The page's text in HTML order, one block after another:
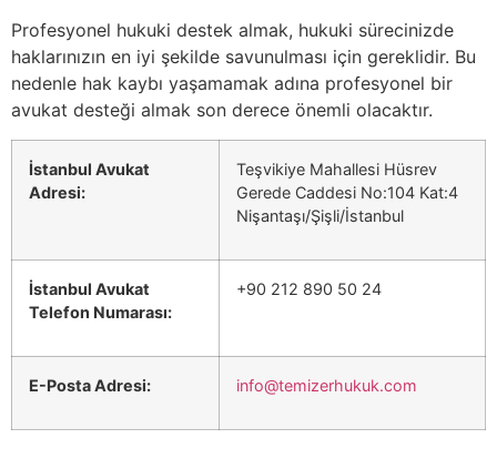
Profesyonel hukuki destek almak, hukuki sürecinizde
haklarınızın en iyi şekilde savunulması için gereklidir. Bu
nedenle hak kaybı yaşamamak adına profesyonel bir
avukat desteği almak son derece önemli olacaktır.
İstanbul Avukat
Adresi:
Teşvikiye Mahallesi Hüsrev
Gerede Caddesi No:104 Kat:4
Nişantaşı/Şişli/İstanbul
İstanbul Avukat
Telefon Numarası:
+90 212 890 50 24
E-Posta Adresi: info@temizerhukuk.com